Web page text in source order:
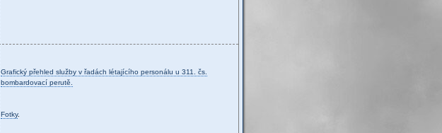
Grafický přehled služby v řadách létajícího personálu u 311. čs.
bombardovací perutě.
Fotky.